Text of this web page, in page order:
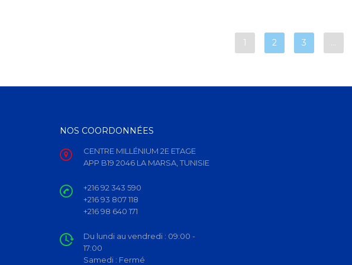
1 2 3 …
NOS COORDONNÉES
CENTRE MILLÉNIUM 2E ETAGE
APP B19 2046 LA MARSA, TUNISIE
+216 92 343 590
+216 93 807 118
+216 98 640 171
Du lundi au vendredi : 09:00 -
17:00
Samedi : Fermé